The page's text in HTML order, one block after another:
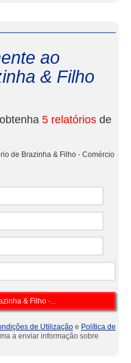
ao
& Filho
5 relatórios de
de Brazinha & Filho - Comércio
de Utilização e Política de
a enviar informação sobre